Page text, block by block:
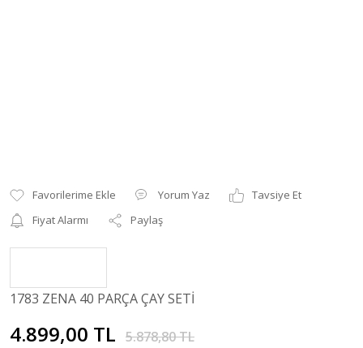
Yorum Yaz
Tavsiye Et
Fiyat Alarmı
Paylaş
1783 ZENA 40 PARÇA ÇAY SETİ
4.899,00 TL 5.878,80 TL